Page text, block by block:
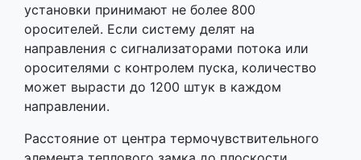
установки принимают не более 800
оросителей. Если систему делят на
направления с сигнализаторами потока или
оросителями с контролем пуска, количество
может вырасти до 1200 штук в каждом
направлении.
Расстояние от центра термочувствительного